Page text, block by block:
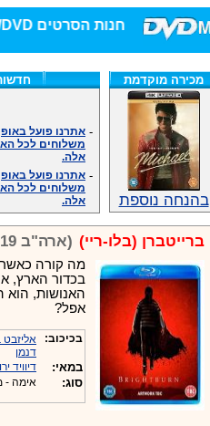
חנות הסרטים DVD/בלו-ריי/3D הגדולה ביותר!
מכירה מוקדמת
בהנחה נוספת
משלוחים לכל
אלה.
משלוחים לכל
אלה.
אנחנו כאן לכול
במענה הטלפוני
.האתר לרשותכם
מענה טלפוני: 09-7652392
צוות דיוידי
זמינים במייל
לרשותכם פעיל 24/7
אנחנו כאן לכול
במענה הטלפוני
.האתר לרשותכם 24/7
מענה טלפוני: 09-7652392
צוות דיוידי
ברייטברן (בלו-ריי) (ארה"ב 2019)
מה קורה
בכדור הארץ,
האנושות, הוא
אפל?
בכיכוב:
דנמן
במאי: דיוויד
סוג: אימה -